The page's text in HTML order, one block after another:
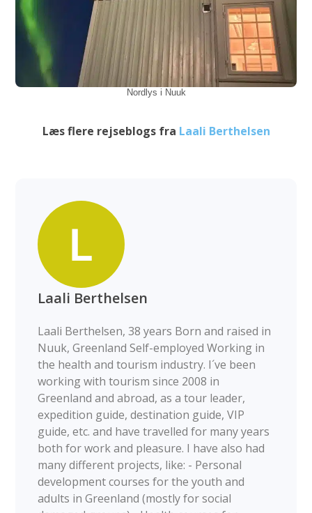
Nordlys i Nuuk
Læs flere rejseblogs fra Laali Berthelsen
Laali Berthelsen
Laali Berthelsen, 38 years Born and raised in
Nuuk, Greenland Self-employed Working in
the health and tourism industry. I´ve been
working with tourism since 2008 in
Greenland and abroad, as a tour leader,
expedition guide, destination guide, VIP
guide, etc. and have travelled for many years
both for work and pleasure. I have also had
many different projects, like: - Personal
development courses for the youth and
adults in Greenland (mostly for social